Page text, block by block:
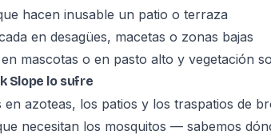
hacen inusable un patio o terraza
en desagües, macetas o zonas bajas
mascotas o en pasto alto y vegetación
Slope lo sufre
en azoteas, los patios y los traspatios de
necesitan los mosquitos — sabemos